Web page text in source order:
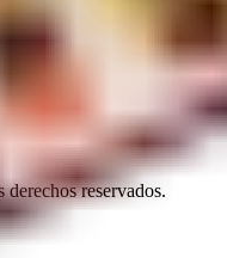
derechos reservados.